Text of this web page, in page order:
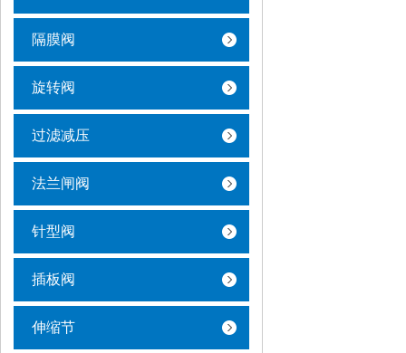
隔膜阀
旋转阀
过滤减压
法兰闸阀
针型阀
插板阀
伸缩节